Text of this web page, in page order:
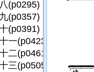
(p0295)
(p0357)
(p0391)
一(p0423)
二(p0461)
三(p0505)